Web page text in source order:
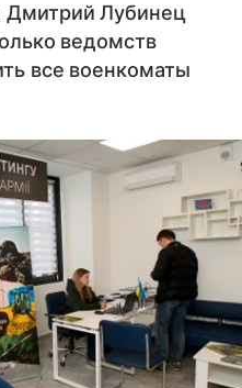
Дмитрий Лубинец
ведомств
все военкоматы